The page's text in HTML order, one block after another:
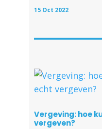
15 Oct 2022
Vergeving: hoe
vergeven?